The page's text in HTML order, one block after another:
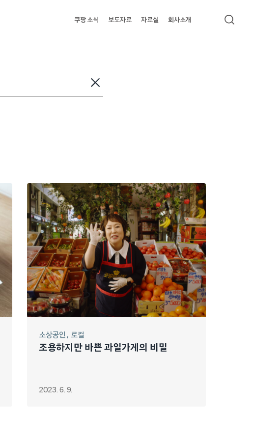
쿠팡 소식 보도자료 자료실 회사소개 검색
소상공인 로컬
조용하지만 바쁜 과일가게의 비밀
2023. 6. 9.